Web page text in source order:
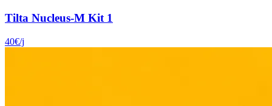
Tilta Nucleus-M Kit 1
40€/j